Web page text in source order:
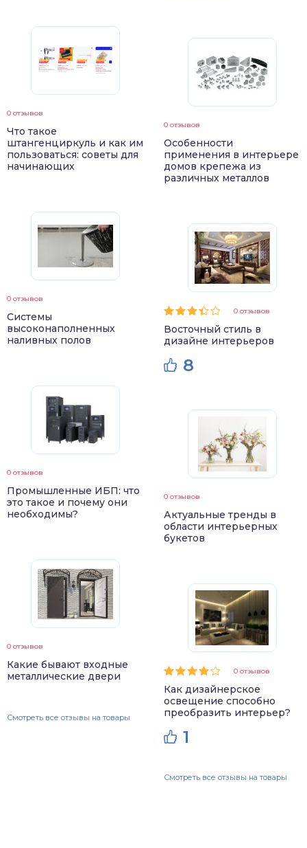
0 отзывов
Что такое
штангенциркуль и как им
пользоваться: советы для
начинающих
0 отзывов
Системы
высоконаполненных
наливных полов
0 отзывов
Промышленные ИБП: что
это такое и почему они
необходимы?
0 отзывов
Какие бывают входные
металлические двери
Смотреть все отзывы на товары
0 отзывов
Особенности
применения в интерьере
домов крепежа из
различных металлов
0 отзывов
Восточный стиль в
дизайне интерьеров
8
0 отзывов
Актуальные тренды в
области интерьерных
букетов
0 отзывов
Как дизайнерское
освещение способно
преобразить интерьер?
1
Смотреть все отзывы на товары